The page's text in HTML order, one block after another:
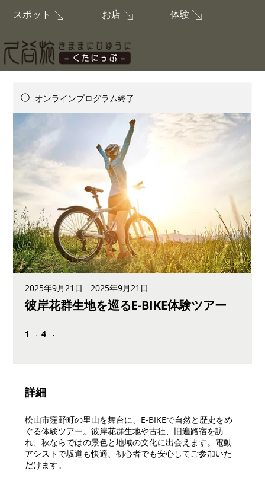
スポット お店 体験
オンラインプログラム終了
彼岸花群生地を巡るE-BIKE体験ツアー
2025年9月21日 - 2025年9月21日
1 1 undefined
4
詳細
松山市窪野町の里山を舞台に、E-BIKEで自然と歴史をめ
ぐる体験ツアー。彼岸花群生地や古社、旧遍路宿を訪
れ、秋ならではの景色と地域の文化に出会えます。電動
アシストで坂道も快適、初心者でも安心してご参加いた
だけます。